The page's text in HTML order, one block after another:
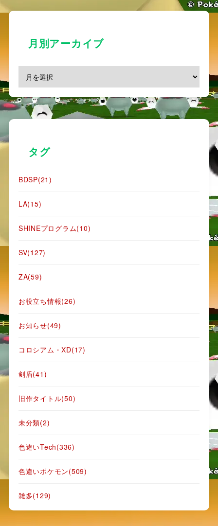
月別アーカイブ
タグ
BDSP(21)
LA(15)
SHINEプログラム(10)
SV(127)
ZA(59)
お役立ち情報(26)
お知らせ(49)
コロシアム・XD(17)
剣盾(41)
旧作タイトル(50)
未分類(2)
色違いTech(336)
色違いポケモン(509)
雑多(129)